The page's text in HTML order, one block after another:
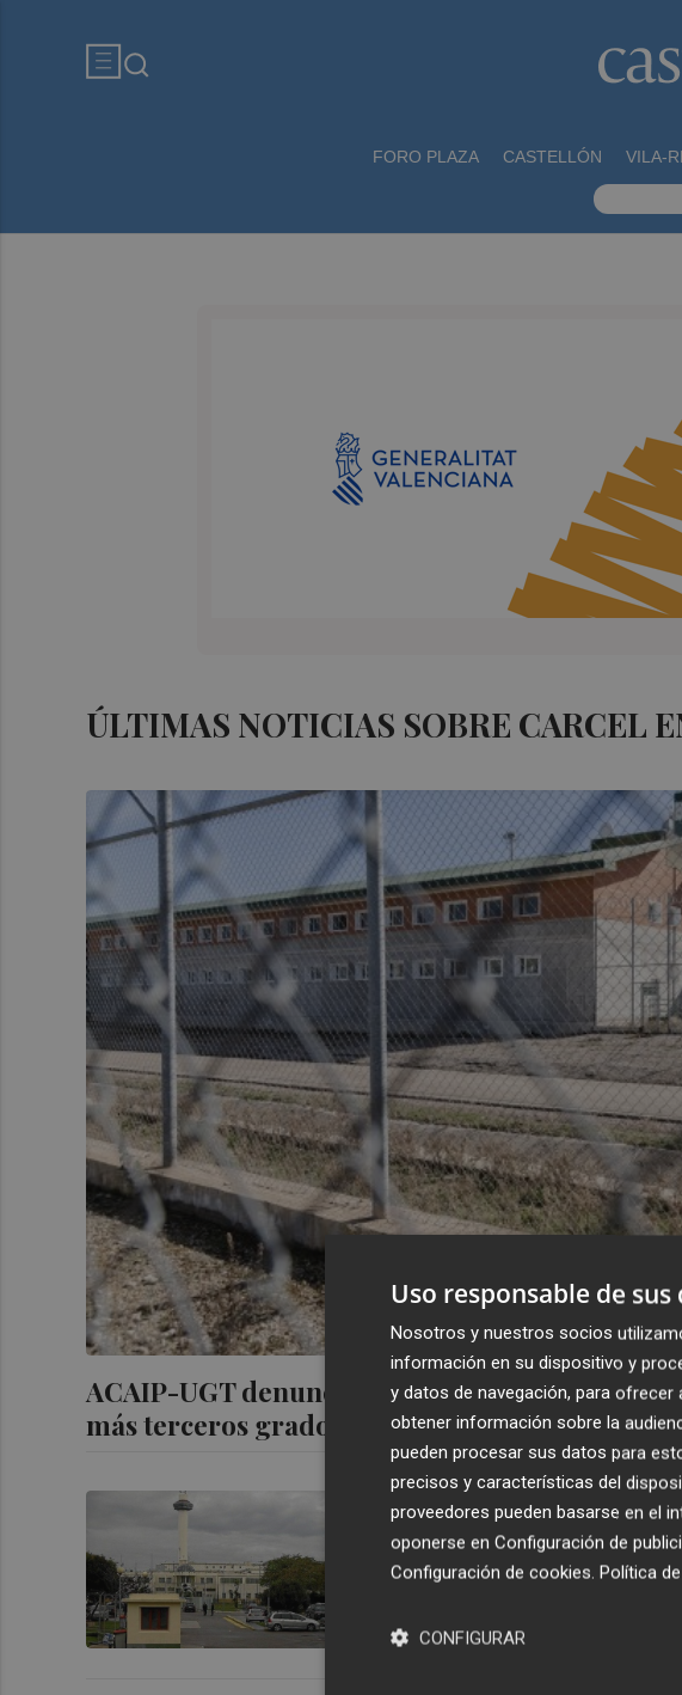
FORO PLAZA CASTELLÓN VILA-
ÚLTIMAS NOTICIAS SOBRE CARCEL
ACAIP-UGT denuncia un aumento del 127% de
más terceros grados
El brote de covid en la
positivos y obliga a
Uso responsable de sus
Nosotros y nuestros socios
información en su dispositivo y
y datos de navegación, para
obtener información sobre la
pueden procesar sus datos para
precisos y características del
proveedores pueden basarse en el
oponerse en Configuración de
Configuración de cookies. Política
CONFIGURAR